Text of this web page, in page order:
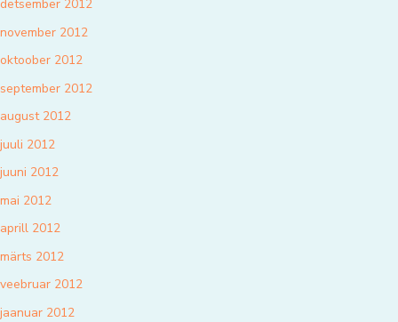
detsember 2012
november 2012
oktoober 2012
september 2012
august 2012
juuli 2012
juuni 2012
mai 2012
aprill 2012
märts 2012
veebruar 2012
jaanuar 2012